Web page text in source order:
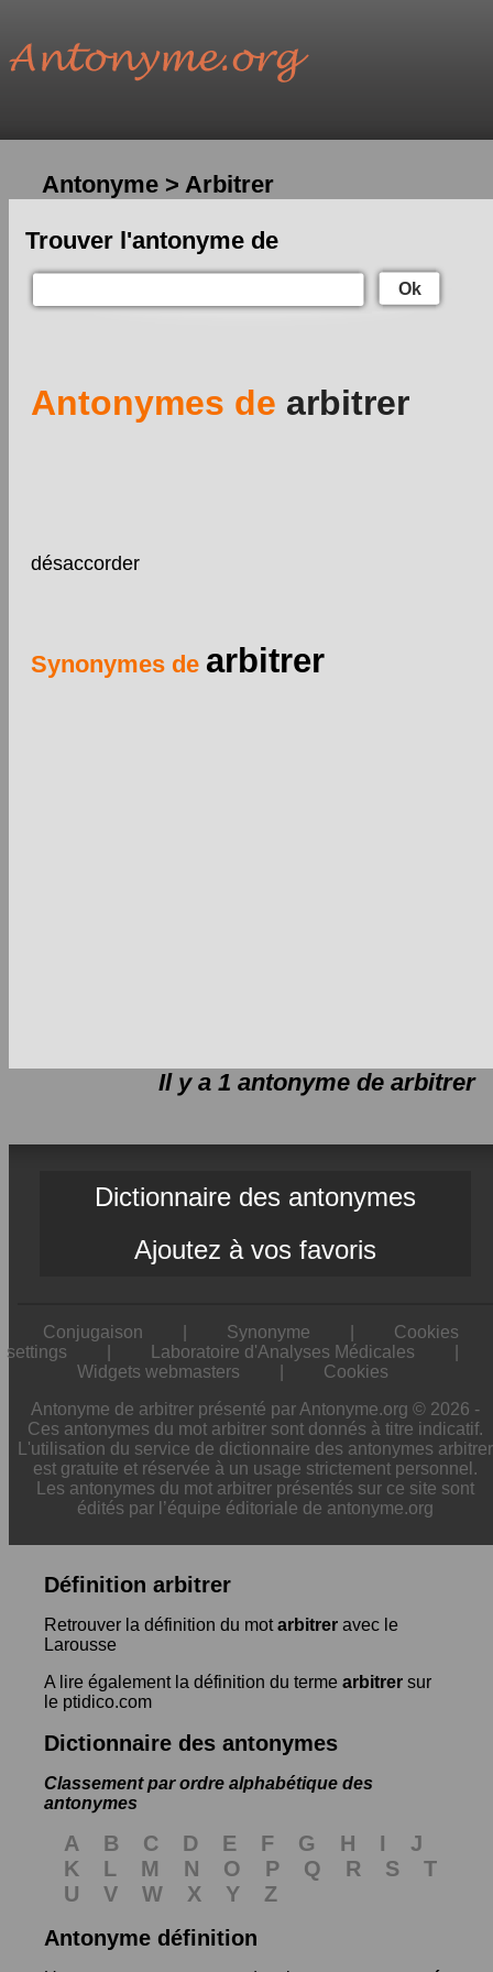
Antonyme > Arbitrer
Trouver l'antonyme de
Ok
Antonymes de arbitrer
désaccorder
Synonymes de arbitrer
Il y a 1 antonyme de arbitrer
Dictionnaire des antonymes
Ajoutez à vos favoris
Conjugaison Synonyme
Cookies
settings
Laboratoire d'Analyses Médicales
Widgets webmasters
Cookies
Antonyme de arbitrer présenté par Antonyme.org © 2026 -
Ces antonymes du mot arbitrer sont donnés à titre indicatif.
L'utilisation du service de dictionnaire des antonymes arbitrer
est gratuite et réservée à un usage strictement personnel.
Les antonymes du mot arbitrer présentés sur ce site sont
édités par l’équipe éditoriale de antonyme.org
Définition arbitrer
Retrouver la définition du motarbitrer avec le
Larousse
A lire également la définition du terme arbitrer sur
le ptidico.com
Dictionnaire des antonymes
Classement par ordre alphabétique des
antonymes
A B C D E F G H I
J
K
L M N O P Q R S
T
U
V W X Y
Z
Antonyme définition